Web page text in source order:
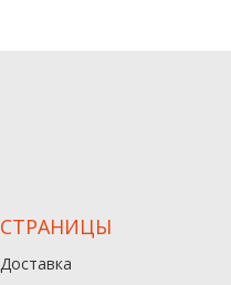
СТРАНИЦЫ
Доставка